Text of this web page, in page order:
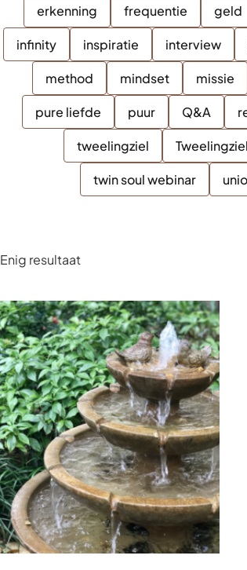
erkenning frequentie geld
infinity inspiratie interview
method mindset missie
pure liefde puur Q&A
tweelingziel
twin soul webinar
Enig resultaat